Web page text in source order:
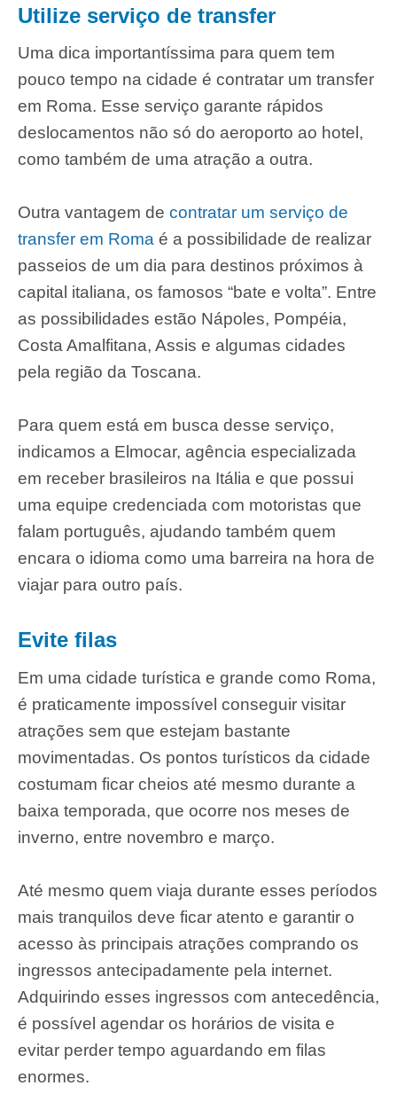
Utilize serviço de transfer
Uma dica importantíssima para quem tem
pouco tempo na cidade é contratar um transfer
em Roma. Esse serviço garante rápidos
deslocamentos não só do aeroporto ao hotel,
como também de uma atração a outra.
Outra vantagem de contratar um serviço de
transfer em Roma é a possibilidade de realizar
passeios de um dia para destinos próximos à
capital italiana, os famosos “bate e volta”. Entre
as possibilidades estão Nápoles, Pompéia,
Costa Amalfitana, Assis e algumas cidades
pela região da Toscana.
Para quem está em busca desse serviço,
indicamos a Elmocar, agência especializada
em receber brasileiros na Itália e que possui
uma equipe credenciada com motoristas que
falam português, ajudando também quem
encara o idioma como uma barreira na hora de
viajar para outro país.
Evite filas
Em uma cidade turística e grande como Roma,
é praticamente impossível conseguir visitar
atrações sem que estejam bastante
movimentadas. Os pontos turísticos da cidade
costumam ficar cheios até mesmo durante a
baixa temporada, que ocorre nos meses de
inverno, entre novembro e março.
Até mesmo quem viaja durante esses períodos
mais tranquilos deve ficar atento e garantir o
acesso às principais atrações comprando os
ingressos antecipadamente pela internet.
Adquirindo esses ingressos com antecedência,
é possível agendar os horários de visita e
evitar perder tempo aguardando em filas
enormes.